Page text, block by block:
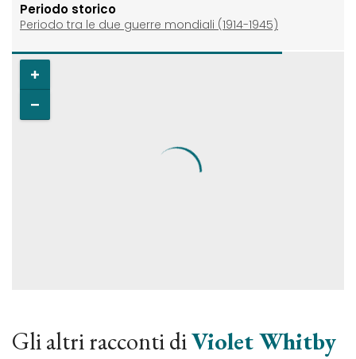
Periodo storico
Periodo tra le due guerre mondiali (1914-1945)
Gli altri racconti diViolet Whitby